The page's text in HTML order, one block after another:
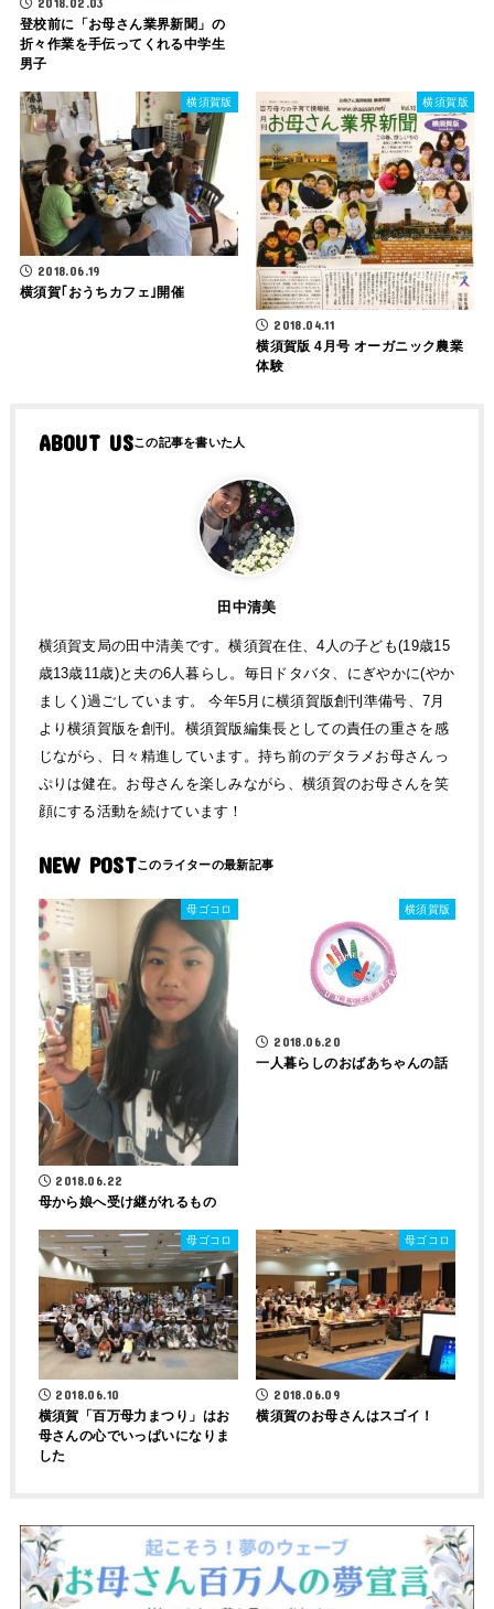
登校前に「お母さん業界新聞」の
折々作業を手伝ってくれる中学生
男子
横須賀版
2018.06.19
横須賀｢おうちカフェ｣開催
横須賀版
2018.04.11
横須賀版 4月号 オーガニック農業
体験
ABOUT US
田中清美
横須賀支局の田中清美です。横須賀在住、4人の子ども(19歳15
歳13歳11歳)と夫の6人暮らし。毎日ドタバタ、にぎやかに(やか
ましく)過ごしています。 今年5月に横須賀版創刊準備号、7月
より横須賀版を創刊。横須賀版編集長としての責任の重さを感
じながら、日々精進しています。持ち前のデタラメお母さんっ
ぷりは健在。お母さんを楽しみながら、横須賀のお母さんを笑
顔にする活動を続けています！
NEW POST
母ゴコロ
2018.06.22
母から娘へ受け継がれるもの
横須賀版
2018.06.20
一人暮らしのおばあちゃんの話
母ゴコロ
2018.06.10
横須賀「百万母力まつり」はお
母さんの心でいっぱいになりま
した
母ゴコロ
2018.06.09
横須賀のお母さんはスゴイ！